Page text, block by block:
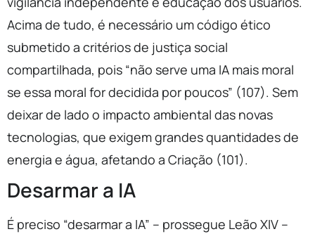
Acima de tudo, é necessário um código ético
submetido a critérios de justiça social
compartilhada, pois “não serve uma IA mais moral
se essa moral for decidida por poucos” (107). Sem
deixar de lado o impacto ambiental das novas
tecnologias, que exigem grandes quantidades de
energia e água, afetando a Criação (101).
Desarmar a IA
É preciso “desarmar a IA” – prossegue Leão XIV –